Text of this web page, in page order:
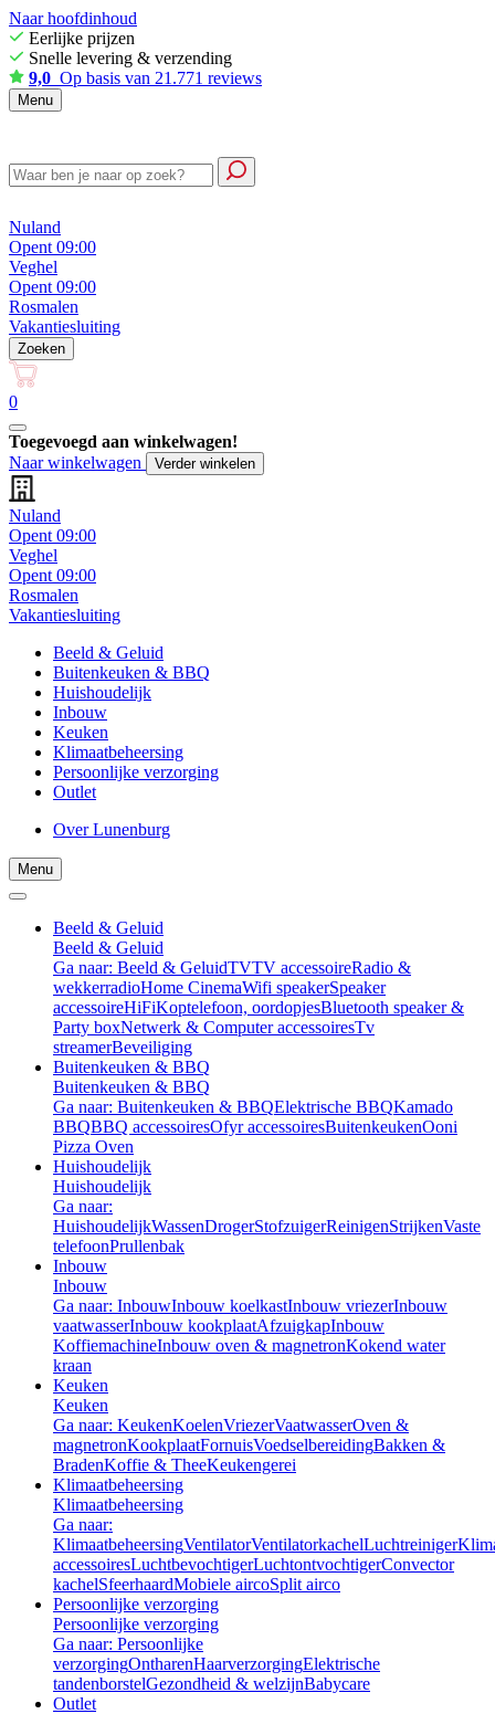
Naar hoofdinhoud
Eerlijke prijzen
Snelle levering & verzending
9,0 Op basis van 21.771 reviews
Menu
Nuland
Opent 09:00
Veghel
Opent 09:00
Rosmalen
Vakantiesluiting
Zoeken
0
Toegevoegd aan winkelwagen!
Naar winkelwagen
Verder winkelen
Nuland
Opent 09:00
Veghel
Opent 09:00
Rosmalen
Vakantiesluiting
Beeld & Geluid
Buitenkeuken & BBQ
Huishoudelijk
Inbouw
Keuken
Klimaatbeheersing
Persoonlijke verzorging
Outlet
Over Lunenburg
Menu
Beeld & Geluid
Beeld & Geluid
Ga naar: Beeld & GeluidTVTV accessoireRadio &
wekkerradioHome CinemaWifi speakerSpeaker
accessoireHiFiKoptelefoon, oordopjesBluetooth speaker &
Party boxNetwerk & Computer accessoiresTv
streamerBeveiliging
Buitenkeuken & BBQ
Buitenkeuken & BBQ
Ga naar: Buitenkeuken & BBQElektrische BBQKamado
BBQBBQ accessoiresOfyr accessoiresBuitenkeukenOoni
Pizza Oven
Huishoudelijk
Huishoudelijk
Ga naar:
HuishoudelijkWassenDrogerStofzuigerReinigenStrijkenVaste
telefoonPrullenbak
Inbouw
Inbouw
Ga naar: InbouwInbouw koelkastInbouw vriezerInbouw
vaatwasserInbouw kookplaatAfzuigkapInbouw
KoffiemachineInbouw oven & magnetronKokend water
kraan
Keuken
Keuken
Ga naar: KeukenKoelenVriezerVaatwasserOven &
magnetronKookplaatFornuisVoedselbereidingBakken &
BradenKoffie & TheeKeukengerei
Klimaatbeheersing
Klimaatbeheersing
Ga naar:
KlimaatbeheersingVentilatorVentilatorkachelLuchtreiniger
accessoiresLuchtbevochtigerLuchtontvochtigerConvector
kachelSfeerhaardMobiele aircoSplit airco
Persoonlijke verzorging
Persoonlijke verzorging
Ga naar: Persoonlijke
verzorgingOntharenHaarverzorgingElektrische
tandenborstelGezondheid & welzijnBabycare
Outlet